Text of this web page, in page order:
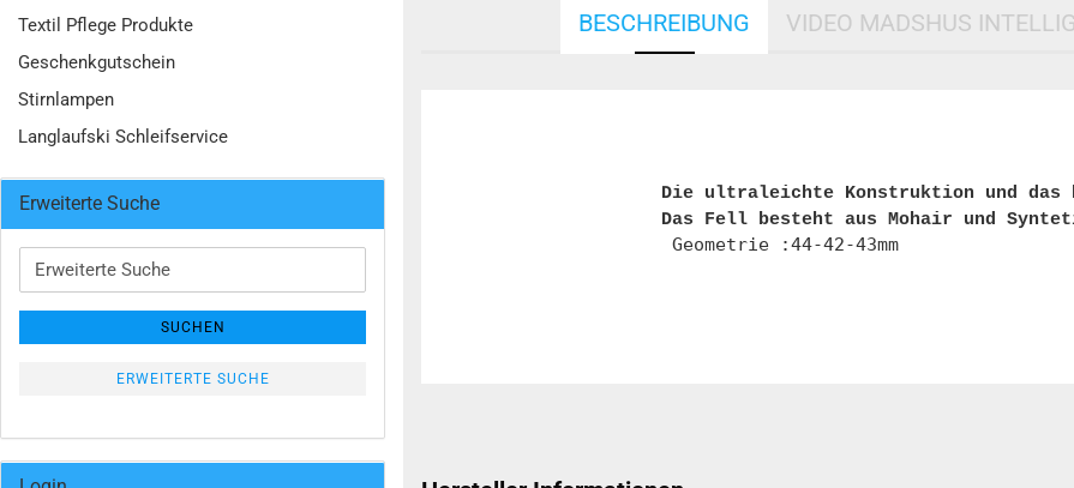
BESCHREIBUNG VIDEO MADSHUS
Die ultraleichte Konstruktion und das
Textil Pflege Produkte
Geschenkgutschein
Stirnlampen
Langlaufski Schleifservice
Erweiterte Suche
Erweiterte
Suche
SUCHEN
ERWEITERTE SUCHE